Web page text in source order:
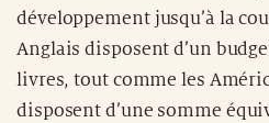
développement jusqu’à la
Anglais disposent d’un
livres, tout comme les
disposent d’une somme